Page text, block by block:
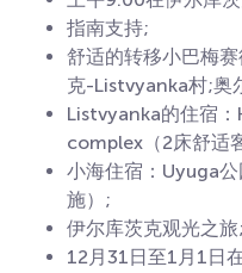
指南支持;
舒适的转移小巴梅
克-Listvyanka村;奥
Listvyanka的住宿
complex（2床舒适
小海住宿：Uyuga
施）;
伊尔库茨克观光之旅;
12月31日至1月1日